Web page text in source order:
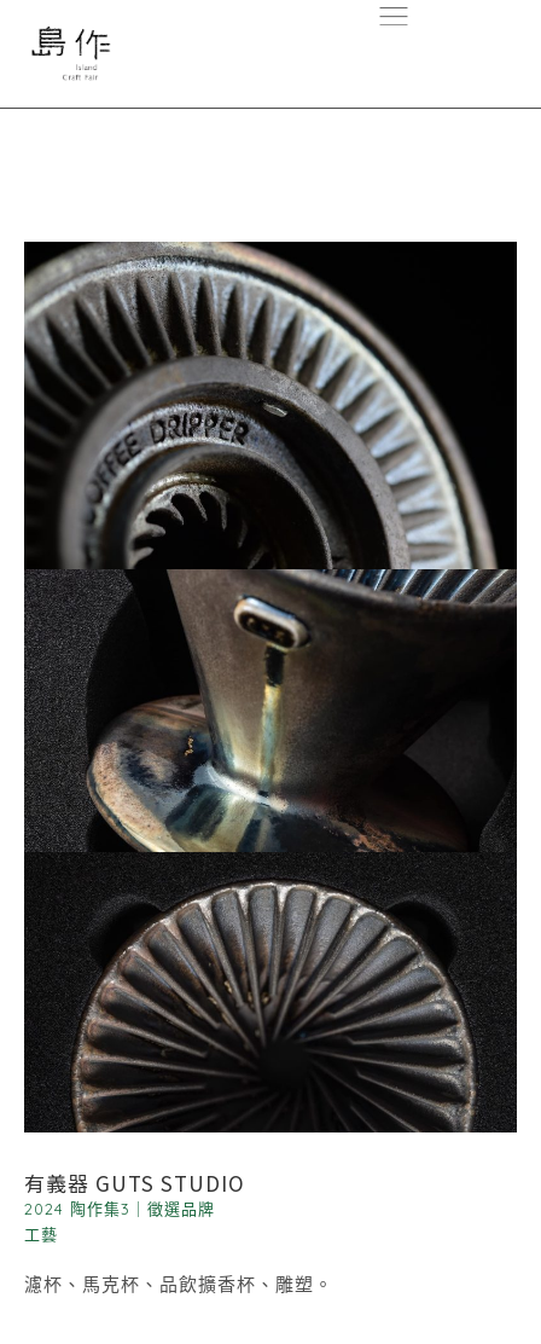
有義器 GUTS STUDIO
2024 陶作集3
徵選品牌
工藝
濾杯、馬克杯、品飲擴香杯、雕塑。